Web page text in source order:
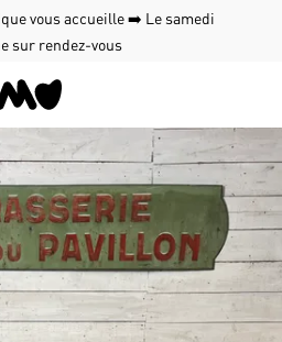
vous accueille ➡️ Le samedi
sur rendez-vous